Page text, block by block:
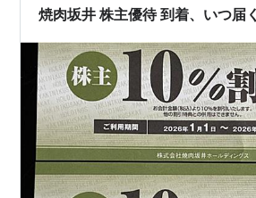
焼肉坂井 株主優待 到着、いつ届